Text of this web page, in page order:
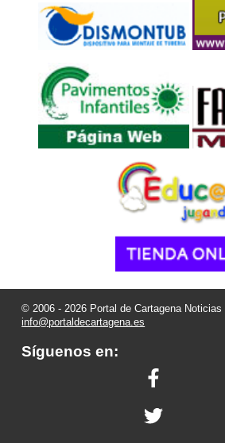
© 2006 - 2026 Portal de Cartagena Noticias
info@portaldecartagena.es
Síguenos en: